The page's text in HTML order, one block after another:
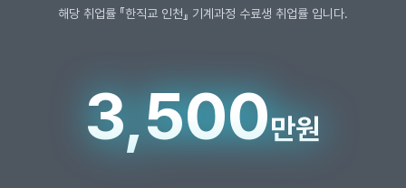
해당 취업률 『한직교 인천』 기계과정 수료생 취업률 입니다.
3,500만원